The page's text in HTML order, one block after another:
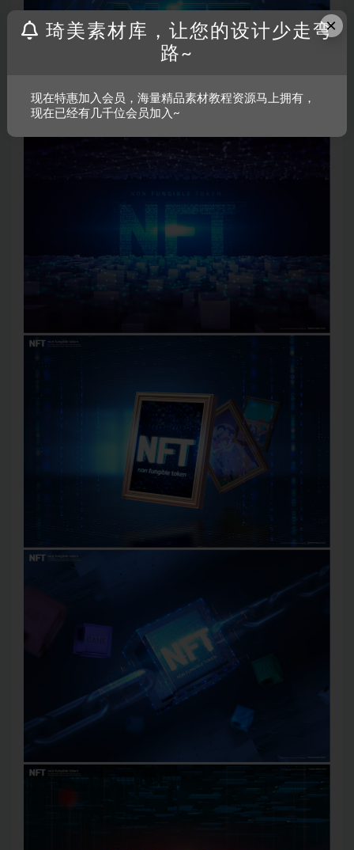
×
琦美素材库，让您的设计少走弯
路~
现在特惠加入会员，海量精品素材教程资源马上拥有，
现在已经有几千位会员加入~